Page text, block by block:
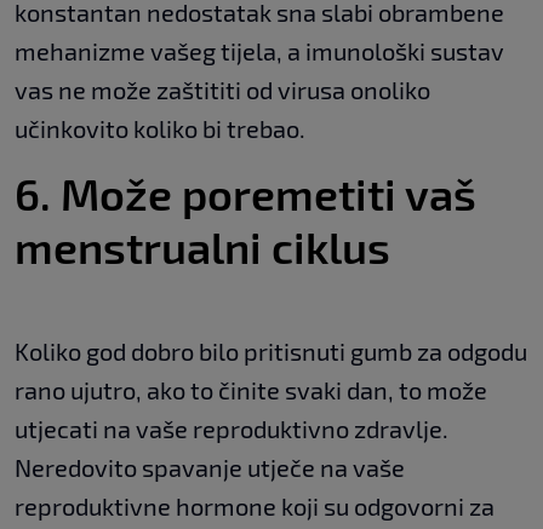
konstantan nedostatak sna slabi obrambene
mehanizme vašeg tijela, a imunološki sustav
vas ne može zaštititi od virusa onoliko
učinkovito koliko bi trebao.
6. Može poremetiti vaš
menstrualni ciklus
Koliko god dobro bilo pritisnuti gumb za odgodu
rano ujutro, ako to činite svaki dan, to može
utjecati na vaše reproduktivno zdravlje.
Neredovito spavanje utječe na vaše
reproduktivne hormone koji su odgovorni za